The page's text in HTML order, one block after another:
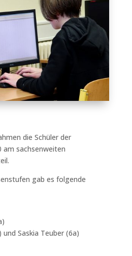
die Schüler der
am sachsenweiten
gab es folgende
und Saskia Teuber (6a)